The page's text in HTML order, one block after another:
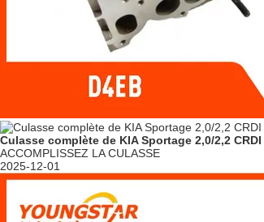
Culasse complète de KIA Sportage 2,0/2,2
ACCOMPLISSEZ LA CULASSE
2025-12-01